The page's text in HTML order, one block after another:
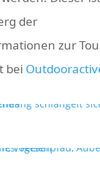
der
zur
bei